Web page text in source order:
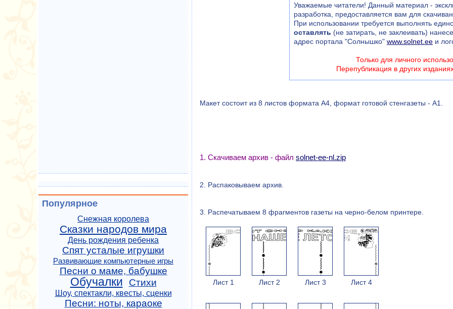
Уважаемые читатели! Данный материал -
разработка, предоставляется вам для
При использовании требуется выполнять
оставлять (не затирать, не заклеивать)
адрес портала "Солнышко" www.solnet.ee и
Только для личного
Перепубликация в других
Макет состоит из 8 листов формата А4, формат готовой стенгазеты - А1.
1. Скачиваем архив - файл solnet-ee-nl.zip
2. Распаковываем архив.
3. Распечатываем 8 фрагментов газеты на черно-белом принтере.
Лист 1 Лист 2 Лист 3 Лист 4
Популярное
Снежная королева
Сказки народов мира
День рождения ребенка
Спят усталые игрушки
Развивающие компьютерные игры
Песни о маме, бабушке
Обучалки Стихи
Шоу, спектакли, квесты, сценки
Песни: ноты, караоке